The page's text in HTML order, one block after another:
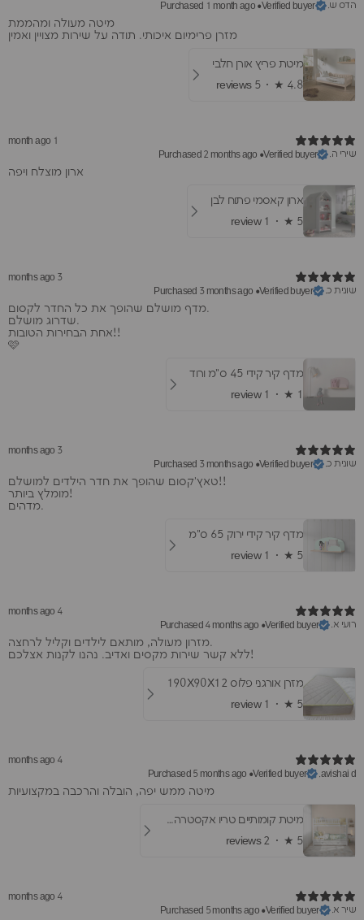
הדס ש. Verified buyer
•
Purchased 1 month ago
מיטה מעולה ומהממת
מזרן פרימיום איכותי. תודה על שירות מצויין ואמין
מיטת פריץ אורן חלבי
4.8
★ ·
5 reviews
1 month ago
שירי ה.
Verified buyer
•
Purchased 2 months ago
ארון מוצלח ויפה
ארון קאסמי פתוח לבן
5
★ ·
1 review
3 months ago
שונית כ.
Verified buyer
•
Purchased 3 months ago
מדף מושלם שהופך את כל החדר לקסום.
שדרוג מושלם.
אחת הבחירות הטובות!!
🩷
מדף קיר קידי 45 ס"מ ורוד
1
★ ·
1 review
3 months ago
שונית כ.
Verified buyer
•
Purchased 3 months ago
​טאץ'קסום שהופך את חדר הילדים למושלם!!
מומלץ ביותר!
מדהים.
מדף קיר קידי ירוק 65 ס"מ
5
★ ·
1 review
4 months ago
רועי א.
Verified buyer
•
Purchased 4 months ago
​מזרון מעולה, מותאם לילדים וקליל לרחצה.
ללא קשר שירות מקסים ואדיב. נהנו לקנות אצלכם!
מזרן אורגני פלוס 190X90X12
5
★ ·
1 review
4 months ago
avishai d.
Verified buyer
•
Purchased 5 months ago
​מיטה ממש יפה, הובלה והרכבה במקצועיות
מיטת קומותיים טריו אקסטרה- עם מיטת חבר ומגירות
5
★ ·
2 reviews
4 months ago
שיר א.
Verified buyer
•
Purchased 5 months ago